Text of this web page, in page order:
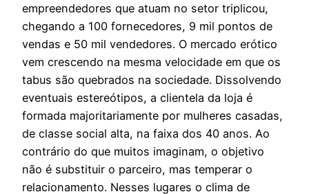
empreendedores que atuam no setor triplicou,
chegando a 100 fornecedores, 9 mil pontos de
vendas e 50 mil vendedores. O mercado erótico
vem crescendo na mesma velocidade em que os
tabus são quebrados na sociedade. Dissolvendo
eventuais estereótipos, a clientela da loja é
formada majoritariamente por mulheres casadas,
de classe social alta, na faixa dos 40 anos. Ao
contrário do que muitos imaginam, o objetivo
não é substituir o parceiro, mas temperar o
relacionamento. Nesses lugares o clima de